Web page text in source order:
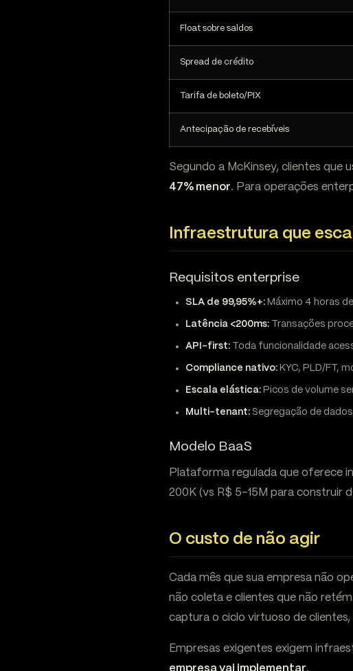
Float sobre saldos
Spread de crédito
Tarifa de boleto/PIX
Antecipação de recebíveis
Segundo a McKinsey, clientes que
47% menor. Para operações
Infraestrutura que
Requisitos enterprise
SLA de 99,95%+: Máximo 4 horas
Latência <200ms: Transações
API-first: Toda funcionalidade
Compliance nativo: KYC, PLD/FT,
Escala elástica: Picos de volume
Multi-tenant: Segregação de
Modelo BaaS
Plataforma regulada que oferece
200K (vs R$ 5-15M para construir
O custo de não agir
Cada mês que sua empresa não
não coleta e clientes que não
captura o ciclo virtuoso de clientes,
Empresas exigentes exigem
empresa vai implementar.